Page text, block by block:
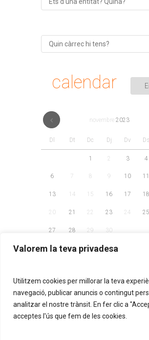
Valorem la teva privadesa
Utilitzem cookies per millorar la teva
navegació, publicar anuncis o contingut
analitzar el nostre trànsit. En fer clic a
acceptes l'ús que fem de les cookies.
calendar
novembre 2023
Dl Dt Dc Dj Dv Ds
1 2 3 4
6 7 8 9 10 11
13 14 15 16 17 18
20 21 22 23 24 25
27 28 29 30
93 268 81 30
AVÍS LEGAL POLÍTICA DE